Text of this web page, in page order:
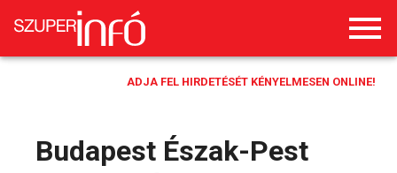
ADJA FEL HIRDETÉSÉT KÉNYELMESEN ONLINE!
Budapest Észak-Pest